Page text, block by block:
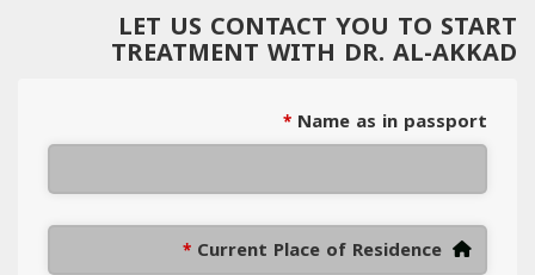
LET US CONTACT YOU TO START
TREATMENT WITH DR. AL-AKKAD
Name as in passport
*
Current Place of Residence
*